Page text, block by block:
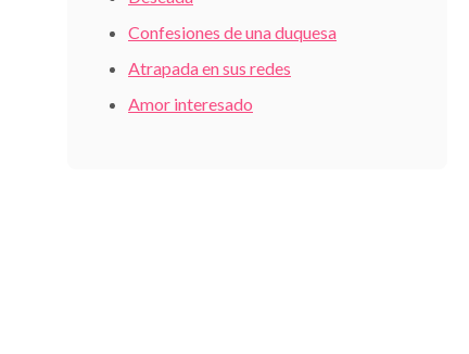
Confesiones de una duquesa
Atrapada en sus redes
Amor interesado